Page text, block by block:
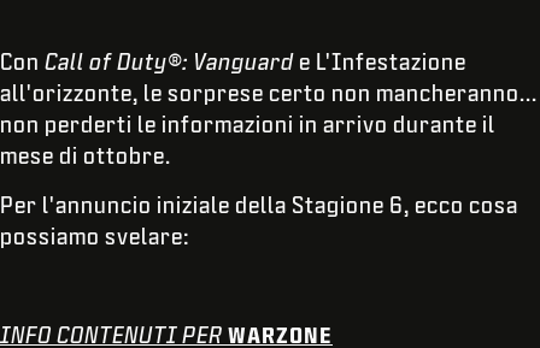
Con Call of Duty®: Vanguard e L'Infestazione
all'orizzonte, le sorprese certo non mancheranno...
non perderti le informazioni in arrivo durante il
mese di ottobre.
Per l'annuncio iniziale della Stagione 6, ecco cosa
possiamo svelare:
INFO CONTENUTI PER WARZONE